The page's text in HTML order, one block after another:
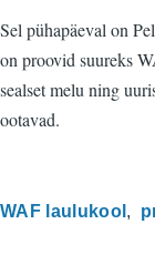
Sel pühapäeval on
on proovid suureks
sealset melu ning
ootavad.
WAF laulukool